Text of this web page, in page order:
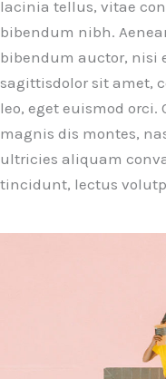
lacinia tellus, vitae
bibendum nibh.
bibendum auctor, nisi
sagittisdolor sit amet,
leo, eget euismod
magnis dis montes,
ultricies aliquam
tincidunt, lectus